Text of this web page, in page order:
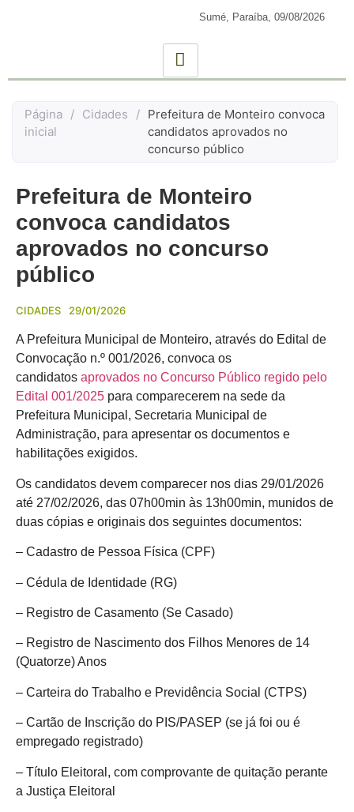
Sumé, Paraíba, 09/08/2026
Página
inicial
/ Cidades / Prefeitura de Monteiro convoca
candidatos aprovados no
concurso público
Prefeitura de Monteiro
convoca candidatos
aprovados no concurso
público
CIDADES 29/01/2026
A Prefeitura Municipal de Monteiro, através do Edital de
Convocação n.º 001/2026, convoca os
candidatos aprovados no Concurso Público regido pelo
Edital 001/2025 para comparecerem na sede da
Prefeitura Municipal, Secretaria Municipal de
Administração, para apresentar os documentos e
habilitações exigidos.
Os candidatos devem comparecer nos dias 29/01/2026
até 27/02/2026, das 07h00min às 13h00min, munidos de
duas cópias e originais dos seguintes documentos:
– Cadastro de Pessoa Física (CPF)
– Cédula de Identidade (RG)
– Registro de Casamento (Se Casado)
– Registro de Nascimento dos Filhos Menores de 14
(Quatorze) Anos
– Carteira do Trabalho e Previdência Social (CTPS)
– Cartão de Inscrição do PIS/PASEP (se já foi ou é
empregado registrado)
– Título Eleitoral, com comprovante de quitação perante
a Justiça Eleitoral